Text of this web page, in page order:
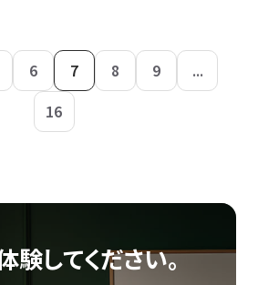
6 7 8 9
...
16
験してください。